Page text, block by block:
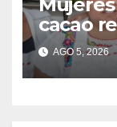
cacao
Alfonso
rumbo
Estatal
AGO 5, 2026